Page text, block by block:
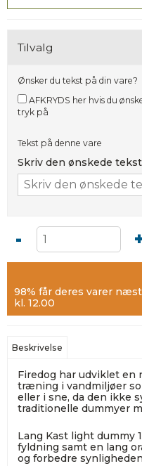
Tilvalg
Ønsker du tekst på din vare?
tryk på
Tekst på denne vare
Skriv den ønskede tekst
-
98% får deres varer
kl. 12.00
Beskrivelse
Firedog har udviklet en
træning i vandmiljøer
eller i sne, da den ikke
traditionelle dummyer
Lang Kast light dummy
fyldning samt en lang
og forbedre